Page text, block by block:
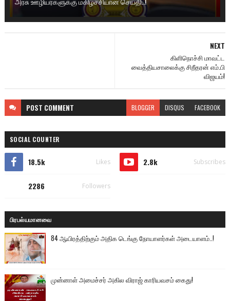
NEXT
கிளிநொச்சி மாவட்ட
வைத்தியசாலைக்கு சிறீதரன் எம்.பி
விஜயம்!
POST COMMENT BLOGGER DISQUS FACEBOOK
SOCIAL COUNTER
18.5k Likes 2.8k Subscribes
2286 Followers
பிரபல்யமானவை
84 ஆயிரத்திற்கும் அதிக டெங்கு நோயாளர்கள் அடையாளம்..!
முன்னாள் அமைச்சர் அகில விராஜ் காரியவசம் கைது!